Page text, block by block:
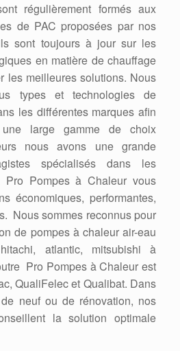
régulièrement formés aux
de PAC proposées par nos
sont toujours à jour sur les
en matière de chauffage
les meilleures solutions. Nous
types et technologies de
les différentes marques afin
large gamme de choix
nous avons une grande
spécialisés dans les
Pro Pompes à Chaleur vous
économiques, performantes,
Nous sommes reconnus pour
de pompes à chaleur air-eau
atlantic, mitsubishi à
Pro Pompes à Chaleur est
QualiFelec et Qualibat. Dans
neuf ou de rénovation, nos
la solution optimale